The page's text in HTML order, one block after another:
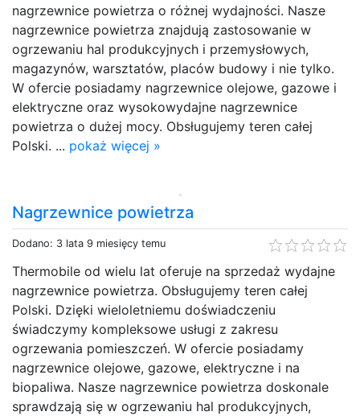
nagrzewnice powietrza o różnej wydajności. Nasze
nagrzewnice powietrza znajdują zastosowanie w
ogrzewaniu hal produkcyjnych i przemysłowych,
magazynów, warsztatów, placów budowy i nie tylko.
W ofercie posiadamy nagrzewnice olejowe, gazowe i
elektryczne oraz wysokowydajne nagrzewnice
powietrza o dużej mocy. Obsługujemy teren całej
Polski. ... pokaż więcej »
Nagrzewnice powietrza
Dodano: 3 lata 9 miesięcy temu
Thermobile od wielu lat oferuje na sprzedaż wydajne
nagrzewnice powietrza. Obsługujemy teren całej
Polski. Dzięki wieloletniemu doświadczeniu
świadczymy kompleksowe usługi z zakresu
ogrzewania pomieszczeń. W ofercie posiadamy
nagrzewnice olejowe, gazowe, elektryczne i na
biopaliwa. Nasze nagrzewnice powietrza doskonale
sprawdzają się w ogrzewaniu hal produkcyjnych,